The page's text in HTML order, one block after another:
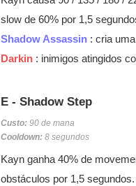
slow de 60% por 1,5
Shadow Assassin: cria uma
Darkin: inimigos atingidos
E - Shadow Step
Custo:90 de mana
Cooldown: 8 segundos
Kayn ganha 40% de
obstáculos por 1,5